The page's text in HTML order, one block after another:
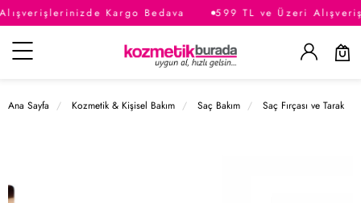
Kargo Bedava 599 TL ve Üzeri
Kategoriler
Ana Sayfa Kozmetik & Kişisel Bakım Saç Bakım Saç Fırçası ve Tarak